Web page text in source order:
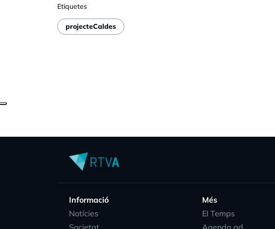
Etiquetes
projecteCaldes
Informació
Notícies
Societat
Més
EI Temps
Agenda.ad